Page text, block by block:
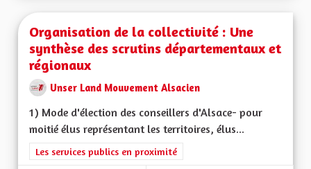
Organisation de la collectivité : Une
synthèse des scrutins départementaux et
régionaux
Unser Land Mouvement Alsacien
1) Mode d'élection des conseillers d'Alsace- pour
moitié élus représentant les territoires, élus...
Filtrer les résultats de la catégorie : Les services publics en
Les services publics en proximité